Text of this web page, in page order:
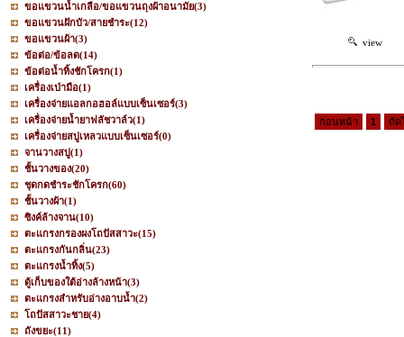
ขอแขวนน้ำเกลือ/ขอแขวนถุงผ้าอนามัย(3)
ขอแขวนฝักบัว/สายชำระ(12)
ขอแขวนผ้า(3)
ข้อต่อ/ข้อลด(14)
ข้อต่อน้ำทิ้งชักโครก(1)
เครื่องเป่ามือ(1)
เครื่องจ่ายแอลกอฮอล์แบบเซ็นเซอร์(3)
เครื่องจ่ายน้ำยาฟลัชวาล์ว(1)
เครื่องจ่ายสบู่เหลวแบบเซ็นเซอร์(0)
จานวางสบู่(1)
ชั้นวางของ(20)
ชุดกดชำระชักโครก(60)
ชั้นวางผ้า(1)
ซิงค์ล้างจาน(10)
ตะแกรงกรองผงโถปัสสาวะ(15)
ตะแกรงกันกลิ่น(23)
ตะแกรงน้ำทิ้ง(5)
ตู้เก็บของใต้อ่างล้างหน้า(3)
ตะแกรงสำหรับอ่างอาบน้ำ(2)
โถปัสสาวะชาย(4)
ถังขยะ(11)
view
ก่อนหน้า 1 ถัด